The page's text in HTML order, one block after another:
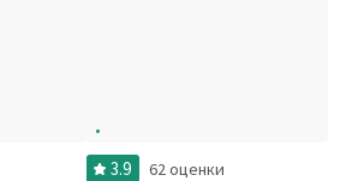
3.9 62 оценки